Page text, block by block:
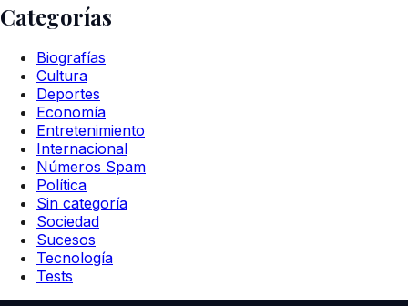
Categorías
Biografías
Cultura
Deportes
Economía
Entretenimiento
Internacional
Números Spam
Política
Sin categoría
Sociedad
Sucesos
Tecnología
Tests